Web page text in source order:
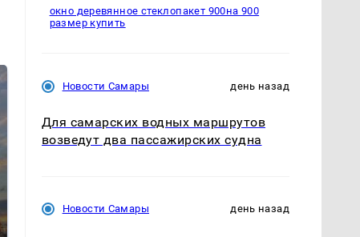
СМИ: В Химках на
окно деревянное стеклопакет 900на 900
размер купить
Новости Самары день назад
Для самарских водных маршрутов
возведут два пассажирских судна
Новости Самары день назад